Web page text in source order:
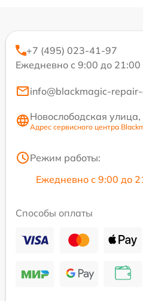
+7 (495) 023-41-97
Ежедневно с 9:00 до 21:00
info@blackmagic-
Новослободская
Адрес сервисного центра
Режим работы:
Ежедневно с 9:00 до
Способы оплаты